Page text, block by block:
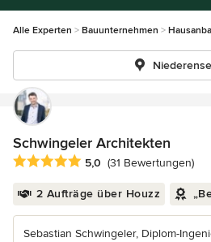
Alle Experten Bauunternehmen
Niederense
Schwingeler Architekten
Durchschnittliche Bewertung: 5
5,0 (31 Bewertungen)
2 Aufträge über Houzz
Sebastian Schwingeler, Diplom-